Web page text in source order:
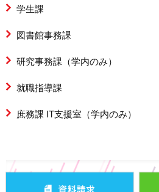
学生課
図書館事務課
研究事務課（学内のみ）
就職指導課
庶務課 IT支援室（学内のみ）